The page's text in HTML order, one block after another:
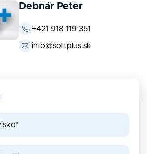
Debnár Peter
+421 918 119 351
info@softplus.sk